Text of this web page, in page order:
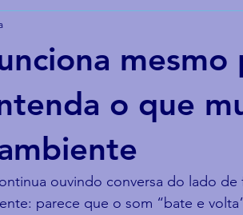
mesmo
o que
ouvindo conversa do lado
parece que o som “bate e